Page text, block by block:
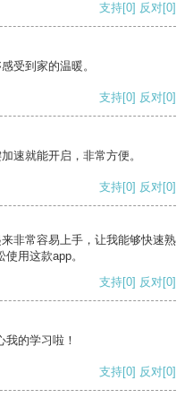
支持[0] 反对[0]
受到家的温暖。
支持[0] 反对[0]
速就能开启，非常方便。
支持[0] 反对[0]
非常容易上手，让我能够快速熟
用这款app。
支持[0] 反对[0]
的学习啦！
支持[0] 反对[0]